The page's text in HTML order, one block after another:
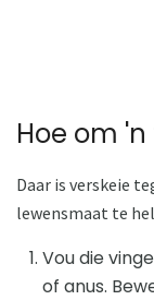
Hoe om
Daar is verskeie
lewensmaat te
Vou die
of anus.